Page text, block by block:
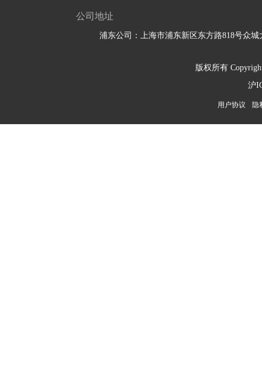
公司地址
浦东公司：上海市浦东新区东方路818号众城
版权所有
沪
用户协议 隐